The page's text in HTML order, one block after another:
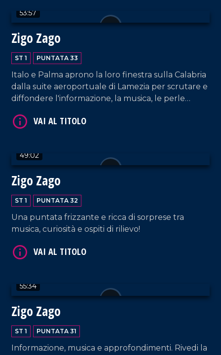
53:57
Zigo Zago
ST 1 PUNTATA 33
Italo e Palma aprono la loro finestra sulla Calabria
dalla suite aeroportuale di Lamezia per scrutare e
diffondere l'informazione, la musica, le perle
49:02
Zigo Zago
ST 1 PUNTATA 32
Una puntata frizzante e ricca di sorprese tra
musica, curiosità e ospiti di rilievo!
VAI AL TITOLO
55:34
Zigo Zago
ST 1 PUNTATA 31
Informazione, musica e approfondimenti. Rivedi la
VAI AL TITOLO